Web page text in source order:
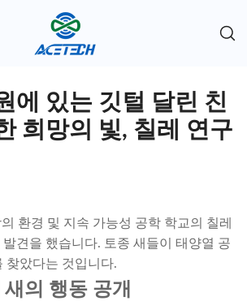
에 있는 깃털 달린 친
희망의 빛, 칠레 연구
환경 및 지속 가능성 공학 학교의 칠레
견을 했습니다. 토종 새들이 태양열 공
찾았다는 것입니다.
의 행동 공개